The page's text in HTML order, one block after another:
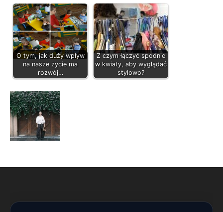
O tym, jak duży wpływ
na nasze życie ma
rozwój…
Z czym łączyć spodnie
w kwiaty, aby wyglądać
stylowo?